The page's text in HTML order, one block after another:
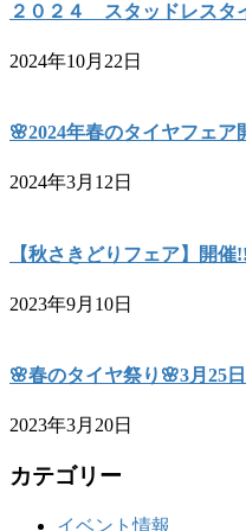
２０２４ スタッドレスタ
2024年10月22日
🌸2024年春のタイヤフェア
2024年3月12日
【秋さきどりフェア】開
2023年9月10日
🌸春のタイヤ祭り🌸3月25
2023年3月20日
カテゴリー
イベント情報